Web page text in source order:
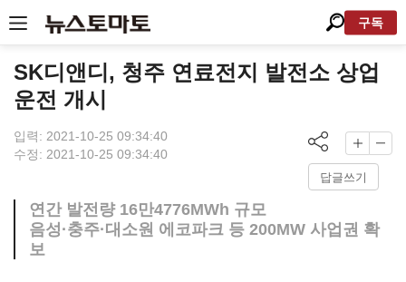
구독
SK디앤디, 청주 연료전지 발전소 상업
운전 개시
입력: 2021-10-25 09:34:40
수정: 2021-10-25 09:34:40
답글쓰기
연간 발전량 16만4776MWh 규모
음성·충주·대소원 에코파크 등 200MW 사업권 확
보